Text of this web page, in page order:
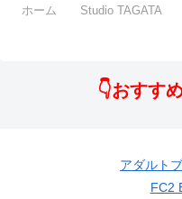
ホーム Studio TAGATA
👇おすす
アダルト
FC2